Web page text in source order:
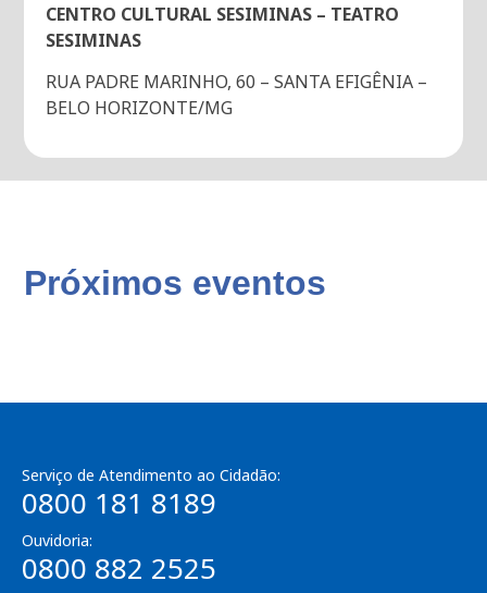
CENTRO CULTURAL SESIMINAS – TEATRO
SESIMINAS
RUA PADRE MARINHO, 60 – SANTA EFIGÊNIA –
BELO HORIZONTE/MG
Próximos eventos
Serviço de Atendimento ao Cidadão:
0800 181 8189
Ouvidoria:
0800 882 2525